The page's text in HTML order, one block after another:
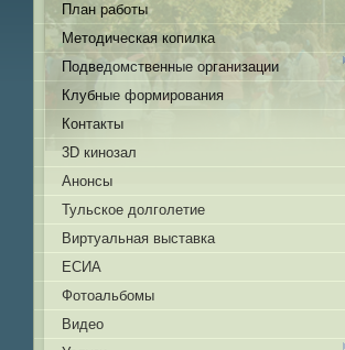
План работы
Методическая копилка
Подведомственные организации
Клубные формирования
Контакты
3D кинозал
Анонсы
Тульское долголетие
Виртуальная выставка
ЕСИА
Фотоальбомы
Видео